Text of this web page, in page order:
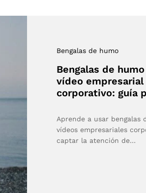
Bengalas de humo
Bengalas de
vídeo empresarial
corporativo: guía
Aprende a usar bengalas
vídeos empresariales
captar la atención de…